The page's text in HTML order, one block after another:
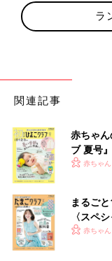
ラ
関連記事
赤ちゃ
ブ 夏号
く！ お
赤ちゃ
まるご
〈スペ
赤ちゃ